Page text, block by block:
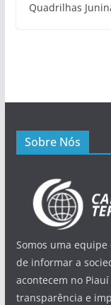
Quadrilhas
Sobre Nós
Somos uma
de informar a
acontecem no
transparência e